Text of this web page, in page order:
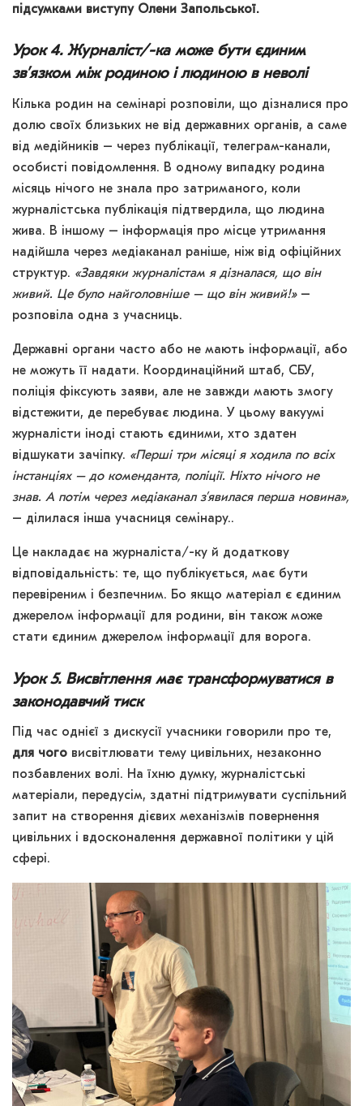
підсумками виступу Олени Запольської.
Урок 4. Журналіст/-ка може бути єдиним
звʼязком між родиною і людиною в неволі
Кілька родин на семінарі розповіли, що дізналися про
долю своїх близьких не від державних органів, а саме
від медійників – через публікації, телеграм-канали,
особисті повідомлення. В одному випадку родина
місяць нічого не знала про затриманого, коли
журналістська публікація підтвердила, що людина
жива. В іншому – інформація про місце утримання
надійшла через медіаканал раніше, ніж від офіційних
структур. «Завдяки журналістам я дізналася, що він
живий. Це було найголовніше – що він живий!»–
розповіла одна з учасниць.
Державні органи часто або не мають інформації, або
не можуть її надати. Координаційний штаб, СБУ,
поліція фіксують заяви, але не завжди мають змогу
відстежити, де перебуває людина. У цьому вакуумі
журналісти іноді стають єдиними, хто здатен
відшукати зачіпку. «Перші три місяці я ходила по всіх
інстанціях – до коменданта, поліції. Ніхто нічого не
знав. А потім через медіаканал зʼявилася перша новина»,
– ділилася інша учасниця семінару..
Це накладає на журналіста/-ку й додаткову
відповідальність: те, що публікується, має бути
перевіреним і безпечним. Бо якщо матеріал є єдиним
джерелом інформації для родини, він також може
стати єдиним джерелом інформації для ворога.
Урок 5. Висвітлення має трансформуватися в
законодавчий тиск
Під час однієї з дискусії учасники говорили про те,
для чого висвітлювати тему цивільних, незаконно
позбавлених волі. На їхню думку, журналістські
матеріали, передусім, здатні підтримувати суспільний
запит на створення дієвих механізмів повернення
цивільних і вдосконалення державної політики у цій
сфері.